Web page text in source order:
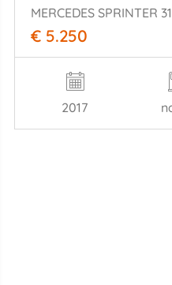
MERCEDES SPRINTER
€ 5.250
2017